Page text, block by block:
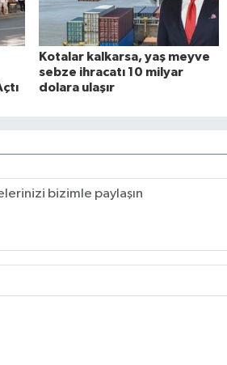
Kotalar kalkarsa, yaş meyve
sebze ihracatı 10 milyar
dolara ulaşır